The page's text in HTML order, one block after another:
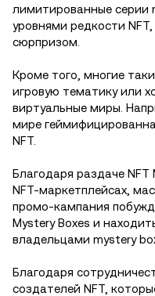
лимитированные серии
уровнями редкости
сюрпризом.
Кроме того, многие
игровую тематику или
виртуальные миры.
мире
NFT.
Благодаря раздаче NFT
NFT-маркетплейсах,
промо-кампания
Mystery Boxes и
владельцами mystery
Благодаря
создателей NFT,